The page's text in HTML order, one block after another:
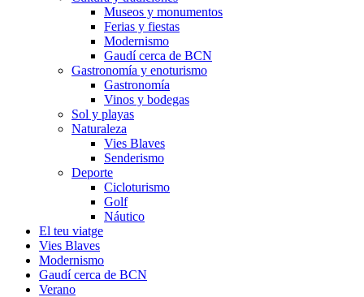
Museos y monumentos
Ferias y fiestas
Modernismo
Gaudí cerca de BCN
Gastronomía y enoturismo
Gastronomía
Vinos y bodegas
Sol y playas
Naturaleza
Vies Blaves
Senderismo
Deporte
Cicloturismo
Golf
Náutico
El teu viatge
Vies Blaves
Modernismo
Gaudí cerca de BCN
Verano